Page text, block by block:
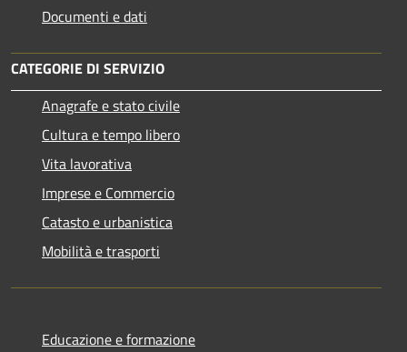
Documenti e dati
CATEGORIE DI SERVIZIO
Anagrafe e stato civile
Cultura e tempo libero
Vita lavorativa
Imprese e Commercio
Catasto e urbanistica
Mobilità e trasporti
Educazione e formazione